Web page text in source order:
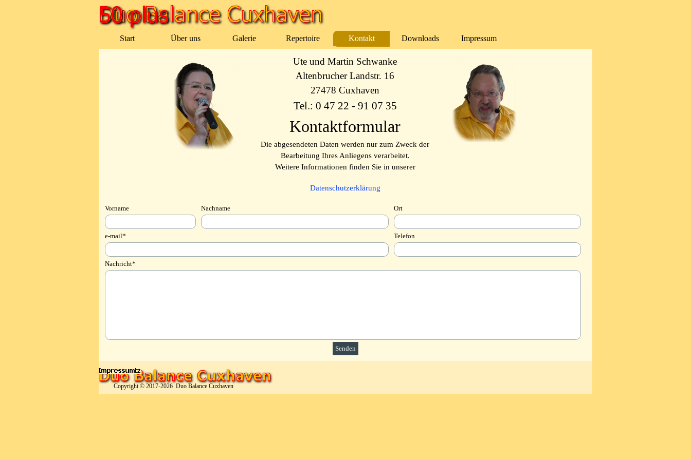
Menü überspringen
Start Über uns ▼
Galerie ▼
Repertoire Kontakt Downloads Impressum
Ute und Martin Schwanke
Altenbrucher Landstr. 16
27478 Cuxhaven
Tel.: 0 47 22 - 91 07 35
Kontaktformular
Die abgesendeten Daten werden nur zum Zweck der
Bearbeitung Ihres Anliegens verarbeitet.
Weitere Informationen finden Sie in unserer
Datenschutzerklärung
Vorname Nachname Ort
e-mail* Telefon
Nachricht*
Copyright © 2017-2026  Duo Balance Cuxhaven